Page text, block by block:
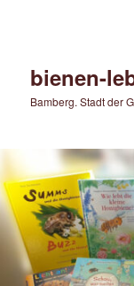
bienen-
Bamberg. Stadt der